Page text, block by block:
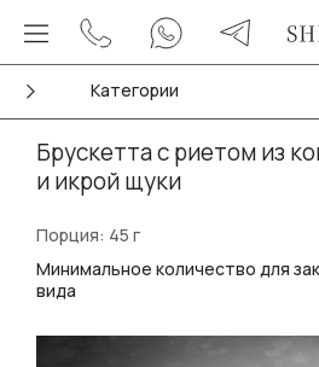
Категории
Брускетта с риетом из
и икрой щуки
Порция: 45 г
Минимальное количество для
вида